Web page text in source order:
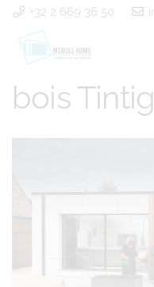
+32 2 669 36 50
bois